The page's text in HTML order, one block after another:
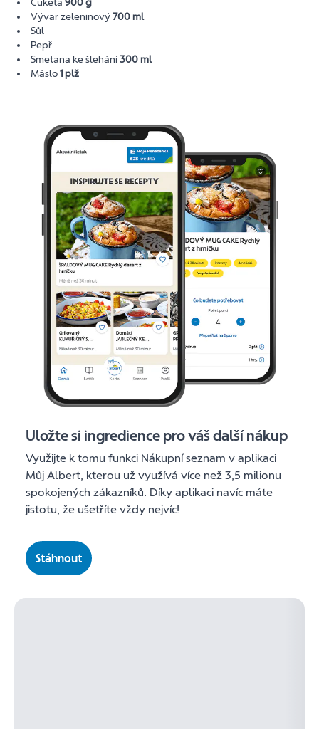
Cuketa 900 g
Vývar zeleninový700 ml
Sůl
Pepř
Smetana ke šlehání300 ml
Máslo1 plž
Uložte si ingredience pro váš další nákup
Využijte k tomu funkci Nákupní seznam v aplikaci
Můj Albert, kterou už využívá více než 3,5 milionu
spokojených zákazníků. Díky aplikaci navíc máte
jistotu, že ušetříte vždy nejvíc!
Stáhnout